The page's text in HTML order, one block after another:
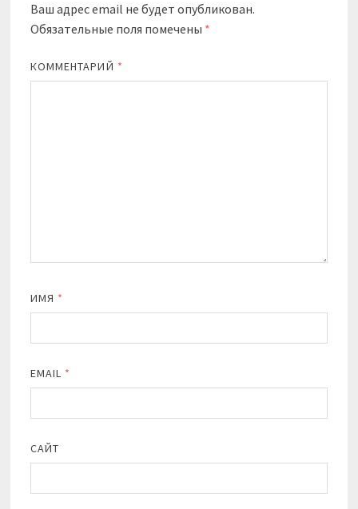
Ваш адрес email не будет опубликован.
Обязательные поля помечены *
КОММЕНТАРИЙ *
ИМЯ *
EMAIL *
САЙТ